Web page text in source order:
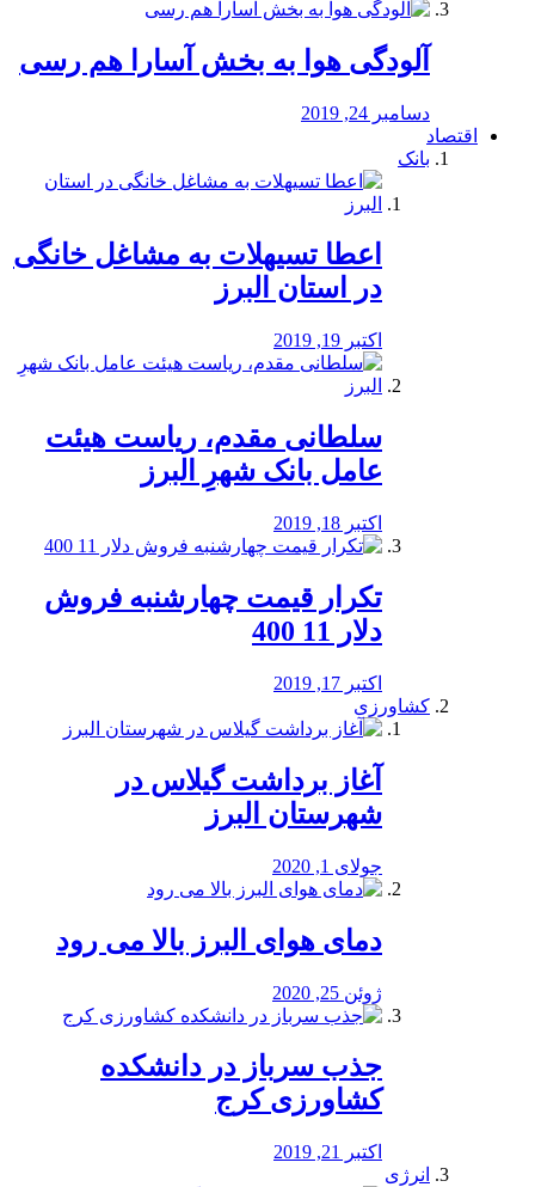
آلودگی هوا به بخش آسارا هم رسی
دسامبر 24, 2019
اقتصاد
بانک
️اعطا تسیهلات به مشاغل خانگی
در استان البرز
اکتبر 19, 2019
سلطانی مقدم، ریاست هیئت
عامل بانک شهرِ البرز
اکتبر 18, 2019
تکرار قیمت چهارشنبه فروش
دلار 11 400
اکتبر 17, 2019
کشاورزی
آغاز برداشت گیلاس در
شهرستان البرز
جولای 1, 2020
دمای هوای البرز بالا می رود
ژوئن 25, 2020
جذب سرباز در دانشکده
کشاورزی کرج
اکتبر 21, 2019
انرژی